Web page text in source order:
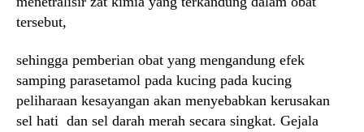
tersebut,
sehingga pemberian obat yang mengandung efek
samping parasetamol pada kucing pada kucing
peliharaan kesayangan akan menyebabkan kerusakan
sel hati dan sel darah merah secara singkat. Gejala